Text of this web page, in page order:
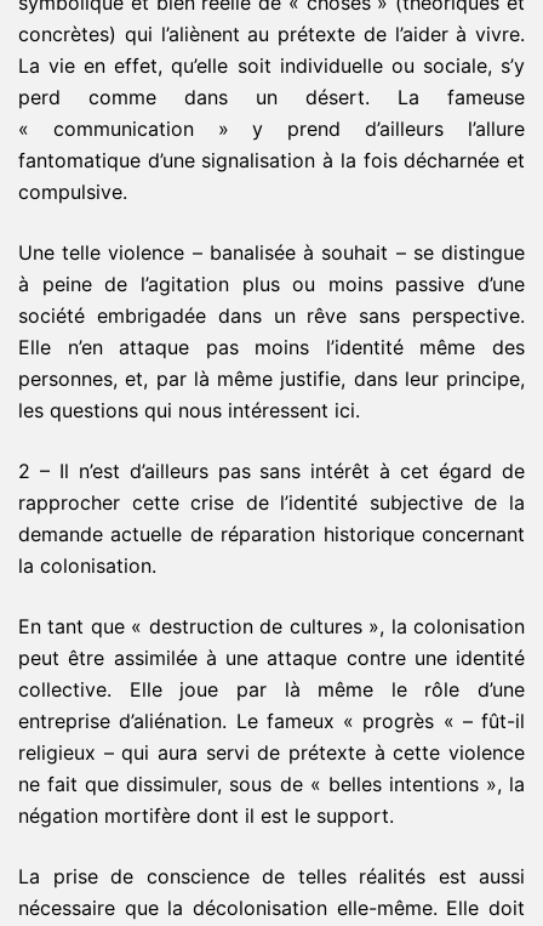
concrètes) qui l’aliènent au prétexte de l’aider à vivre.
La vie en effet, qu’elle soit individuelle ou sociale, s’y
perd comme dans un désert. La fameuse
« communication » y prend d’ailleurs l’allure
fantomatique d’une signalisation à la fois décharnée et
compulsive.
Une telle violence – banalisée à souhait – se distingue
à peine de l’agitation plus ou moins passive d’une
société embrigadée dans un rêve sans perspective.
Elle n’en attaque pas moins l’identité même des
personnes, et, par là même justifie, dans leur principe,
les questions qui nous intéressent ici.
2 – Il n’est d’ailleurs pas sans intérêt à cet égard de
rapprocher cette crise de l’identité subjective de la
demande actuelle de réparation historique concernant
la colonisation.
En tant que « destruction de cultures », la colonisation
peut être assimilée à une attaque contre une identité
collective. Elle joue par là même le rôle d’une
entreprise d’aliénation. Le fameux « progrès « – fût-il
religieux – qui aura servi de prétexte à cette violence
ne fait que dissimuler, sous de « belles intentions », la
négation mortifère dont il est le support.
La prise de conscience de telles réalités est aussi
nécessaire que la décolonisation elle-même. Elle doit